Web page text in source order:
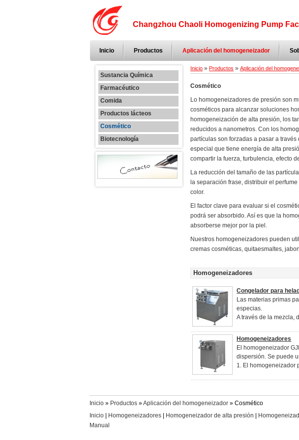
Changzhou Chaoli Homogenizing Pump
Inicio Productos Aplicación del homogeneizador
Sustancia Química
Farmacéutico
Comida
Productos lácteos
Cosmético
Biotecnología
Inicio »Productos »Aplicación del
Cosmético
Lo homogeneizadores de presión son
cosméticos para alcanzar soluciones
homogeneización de alta presión, los
reducidos a nanometros. Con los
partículas son forzadas a pasar a
especial que tiene energía de alta
compartir la fuerza, turbulencia, efecto
La reducción del tamaño de las
la separación frase, distribuir el
color.
El factor clave para evaluar si el
podrá ser absorbido. Así es que la
absorberse mejor por la piel.
Nuestros homogeneizadores pueden
cremas cosméticas, quitaesmaltes,
Homogeneizadores
Congelador para
Las materias primas
especias.
A través de la mezcla,
Homogeneizadores
El homogeneizador
dispersión. Se puede
1. El homogeneizador
Inicio» Productos»Aplicación del homogeneizador» Cosmético
Inicio| Homogeneizadores| Homogeneizador de alta presión
Manual